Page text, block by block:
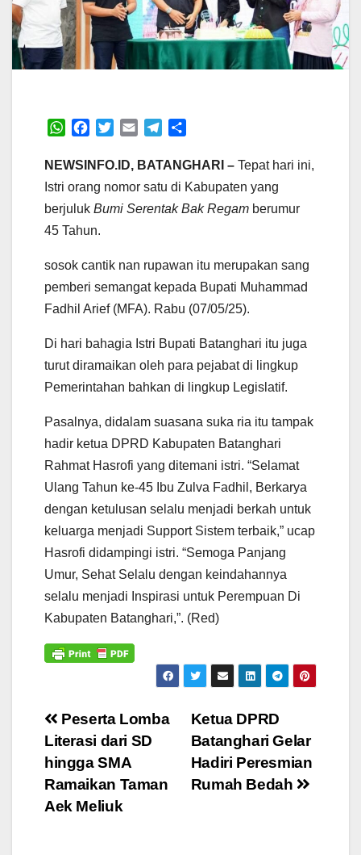
W
a
A
p
c
b
o
o
i
e
a
l
r
a
r
NEWSINFO.ID, BATANGHARI – Tepat hari ini,
Istri orang nomor satu di Kabupaten yang
berjuluk Bumi Serentak Bak Regam berumur
45 Tahun.
sosok cantik nan rupawan itu merupakan sang
pemberi semangat kepada Bupati Muhammad
Fadhil Arief (MFA). Rabu (07/05/25).
Di hari bahagia Istri Bupati Batanghari itu juga
turut diramaikan oleh para pejabat di lingkup
Pemerintahan bahkan di lingkup Legislatif.
Pasalnya, didalam suasana suka ria itu tampak
hadir ketua DPRD Kabupaten Batanghari
Rahmat Hasrofi yang ditemani istri. “Selamat
Ulang Tahun ke-45 Ibu Zulva Fadhil, Berkarya
dengan ketulusan selalu menjadi berkah untuk
keluarga menjadi Support Sistem terbaik,” ucap
Hasrofi didampingi istri. “Semoga Panjang
Umur, Sehat Selalu dengan keindahannya
selalu menjadi Inspirasi untuk Perempuan Di
Kabupaten Batanghari,”. (Red)
Navigasi
pos
Ketua DPRD
Batanghari Gelar
Hadiri Peresmian
Rumah Bedah
Peserta Lomba
Literasi dari SD
hingga SMA
Ramaikan Taman
Aek Meliuk